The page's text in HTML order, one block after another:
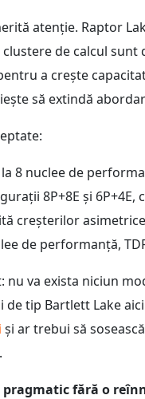
atenție. Raptor
de calcul sunt
a crește
să extindă
8 nuclee de
8P+8E și
creșterilor
de performanță,
nu va exista niciun
tip Bartlett Lake
și ar trebui să
fără o